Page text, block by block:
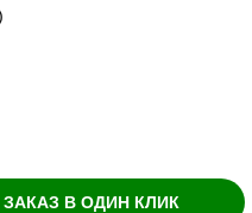
ЗАКАЗ В ОДИН КЛИК